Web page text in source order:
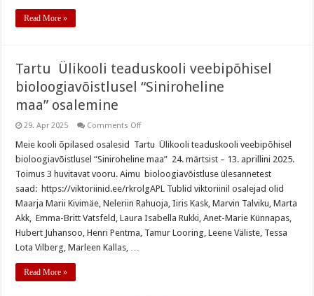
Read More »
Tartu Ülikooli teaduskooli veebipõhisel
bioloogiavõistlusel “Siniroheline
maa” osalemine
29. Apr 2025 Comments Offon
Ülikooli
veebipõhisel
bioloogiavõistlusel
“Siniroheline
maa” osalemine
Meie kooli õpilased osalesid Tartu Ülikooli teaduskooli veebipõhisel
bioloogiavõistlusel “Siniroheline maa” 24. märtsist – 13. aprillini 2025.
Toimus 3 huvitavat vooru. Aimu bioloogiavõistluse ülesannetest
saad: https://viktoriinid.ee/rkrolgAPL Tublid viktoriinil osalejad olid
Maarja Marii Kivimäe, Neleriin Rahuoja, Iiris Kask, Marvin Talviku, Marta
Akk, Emma-Britt Vatsfeld, Laura Isabella Rukki, Anet-Marie Künnapas,
Hubert Juhansoo, Henri Pentma, Tamur Looring, Leene Väliste, Tessa
Lota Vilberg, Marleen Kallas, …
Read More »